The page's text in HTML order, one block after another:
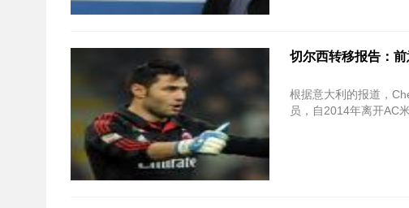
切尔西转移报告：
根据意大利的报道，
员，自2014年离开AC